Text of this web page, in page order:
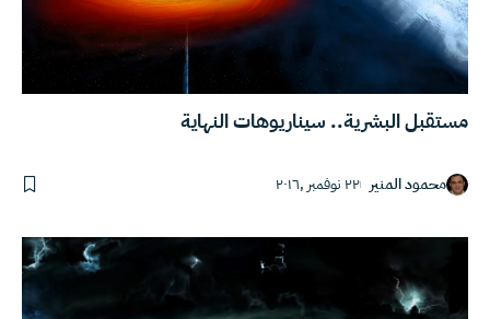
مستقبل البشرية.. سيناريوهات النهاية
محمود المنير ٢٢ نوفمبر ,٢٠١٦